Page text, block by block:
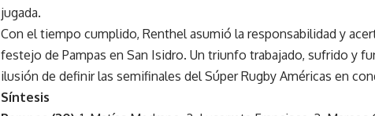
jugada.
Con el tiempo cumplido, Renthel asumió la responsabilidad y
festejo de Pampas en San Isidro. Un triunfo trabajado, sufrido y
ilusión de definir las semifinales del Súper Rugby Américas en
Síntesis